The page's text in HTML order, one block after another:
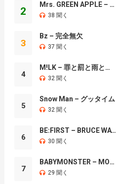
2
Mrs. GREEN APPLE – Brand New
38 聞く
3
Bz – 完全無欠
37 聞く
4
M!LK – 罪と罰と雨とキス
32 聞く
5
Snow Man – グッタイム
32 聞く
6
BE:FIRST – BRUCE WAYNE
30 聞く
7
BABYMONSTER – MOON
29 聞く